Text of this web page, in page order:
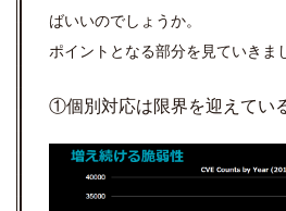
ばいいのでしょうか。
ポイントとなる部分を見ていきま
①個別対応は限界を迎えてい